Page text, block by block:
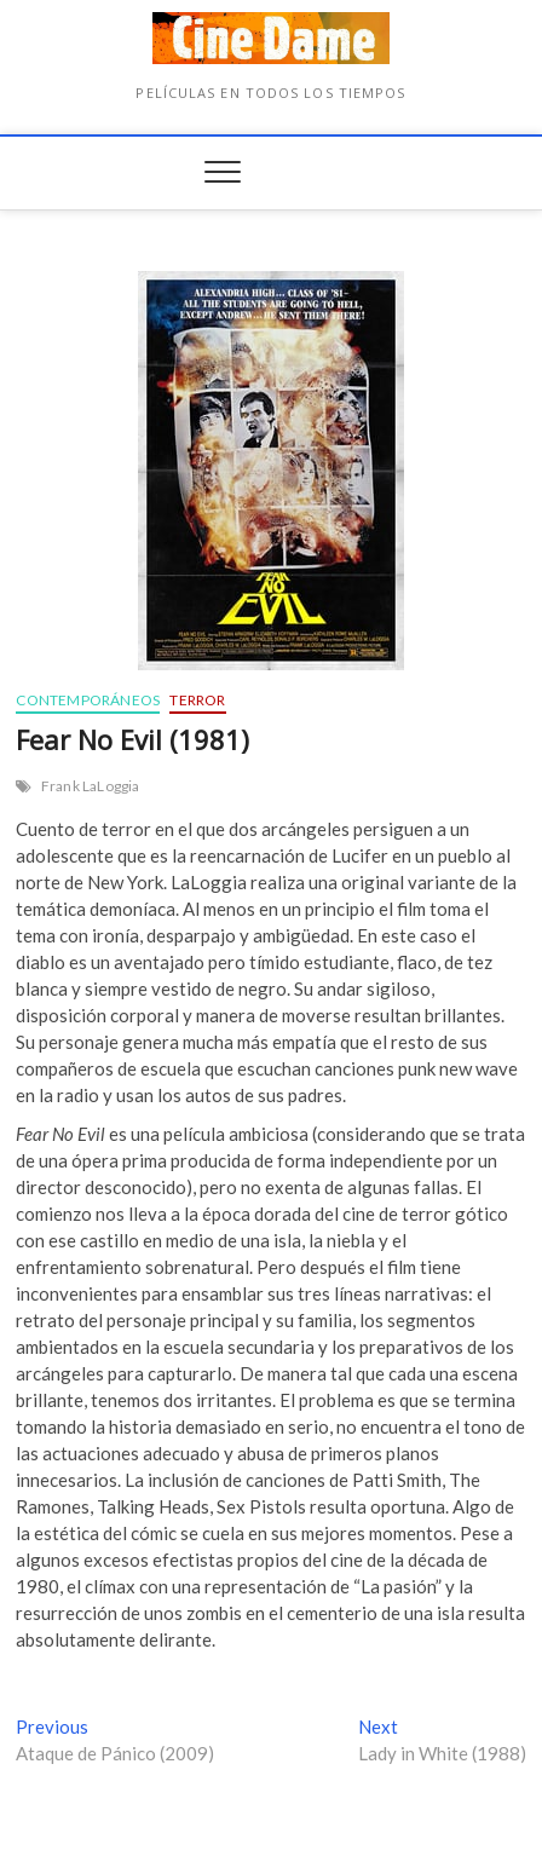
PELÍCULAS EN TODOS LOS TIEMPOS
CONTEMPORÁNEOS TERROR
Fear No Evil (1981)
Frank LaLoggia
Cuento de terror en el que dos arcángeles persiguen a un
adolescente que es la reencarnación de Lucifer en un pueblo al
norte de New York. LaLoggia realiza una original variante de la
temática demoníaca. Al menos en un principio el film toma el
tema con ironía, desparpajo y ambigüedad. En este caso el
diablo es un aventajado pero tímido estudiante, flaco, de tez
blanca y siempre vestido de negro. Su andar sigiloso,
disposición corporal y manera de moverse resultan brillantes.
Su personaje genera mucha más empatía que el resto de sus
compañeros de escuela que escuchan canciones punk new wave
en la radio y usan los autos de sus padres.
Fear No Eviles una película ambiciosa (considerando que se trata
de una ópera prima producida de forma independiente por un
director desconocido), pero no exenta de algunas fallas. El
comienzo nos lleva a la época dorada del cine de terror gótico
con ese castillo en medio de una isla, la niebla y el
enfrentamiento sobrenatural. Pero después el film tiene
inconvenientes para ensamblar sus tres líneas narrativas: el
retrato del personaje principal y su familia, los segmentos
ambientados en la escuela secundaria y los preparativos de los
arcángeles para capturarlo. De manera tal que cada una escena
brillante, tenemos dos irritantes. El problema es que se termina
tomando la historia demasiado en serio, no encuentra el tono de
las actuaciones adecuado y abusa de primeros planos
innecesarios. La inclusión de canciones de Patti Smith, The
Ramones, Talking Heads, Sex Pistols resulta oportuna. Algo de
la estética del cómic se cuela en sus mejores momentos. Pese a
algunos excesos efectistas propios del cine de la década de
1980, el clímax con una representación de “La pasión” y la
resurrección de unos zombis en el cementerio de una isla resulta
absolutamente delirante.
N
a
Previous
r
Ataque de Pánico (2009)
NextN
e
Lady in White (1988)